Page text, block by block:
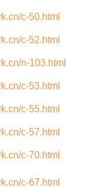
c-50.html
c-52.html
n-103.html
c-53.html
c-55.html
c-57.html
c-70.html
c-67.html